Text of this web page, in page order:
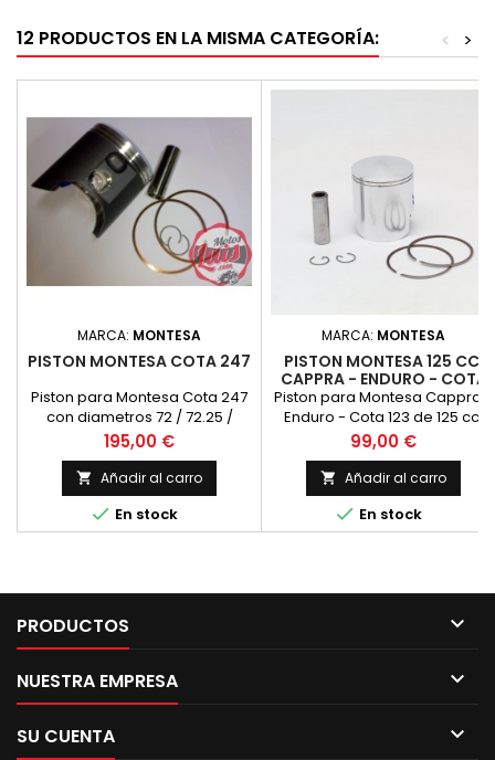
12 PRODUCTOS EN LA MISMA CATEGORÍA: >
<
MARCA: MONTESA
PISTON MONTESA COTA 247
Piston para Montesa Cota 247
con diametros 72 / 72.25 /
72.50 / 72.75 / 73 / 73.50. Nuevo
Precio
195,00 €
 Añadir al carro
 En stock
MARCA: MONTESA
PISTON MONTESA 125 CC.
CAPPRA - ENDURO - COTA
123 2 SEGM.
Piston para Montesa Cappra -
Enduro - Cota 123 de 125 cc.
Precio
99,00 €
 Añadir al carro
 En stock
PRODUCTOS 
NUESTRA EMPRESA 
SU CUENTA 